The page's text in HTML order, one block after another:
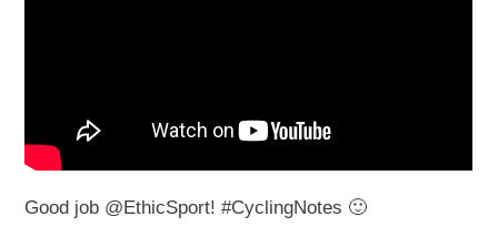
Good job @EthicSport! #CyclingNotes 🙂